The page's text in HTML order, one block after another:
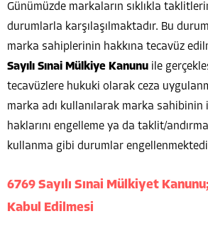
Günümüzde markaların sıklıkla
durumlarla karşılaşılmaktadır. Bu
marka sahiplerinin hakkına tecavüz
Sayılı Sınai Mülkiye Kanunu ile
tecavüzlere hukuki olarak ceza
marka adı kullanılarak marka sahibinin
haklarını engelleme ya da taklit/
kullanma gibi durumlar
6769 Sayılı Sınai Mülkiyet
Kabul Edilmesi